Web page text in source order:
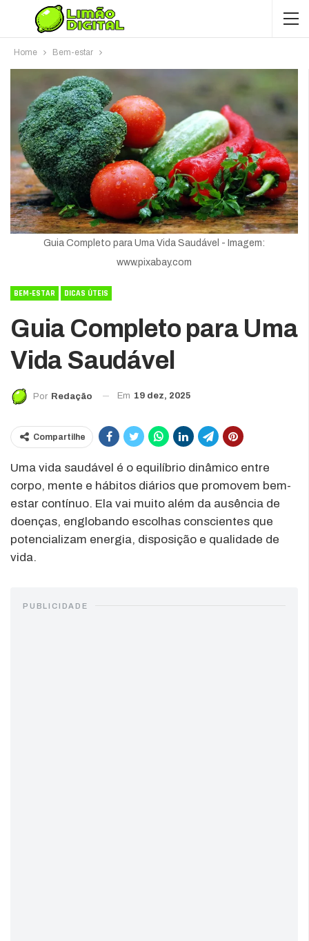
Home Bem-estar
Guia Completo para Uma Vida Saudável - Imagem:
www.pixabay.com
BEM-ESTAR DICAS ÚTEIS
Guia Completo para Uma
Vida Saudável
Por Redação Em 19 dez, 2025
Compartilhe
Uma vida saudável é o equilíbrio dinâmico entre
corpo, mente e hábitos diários que promovem bem-
estar contínuo. Ela vai muito além da ausência de
doenças, englobando escolhas conscientes que
potencializam energia, disposição e qualidade de
vida.
PUBLICIDADE